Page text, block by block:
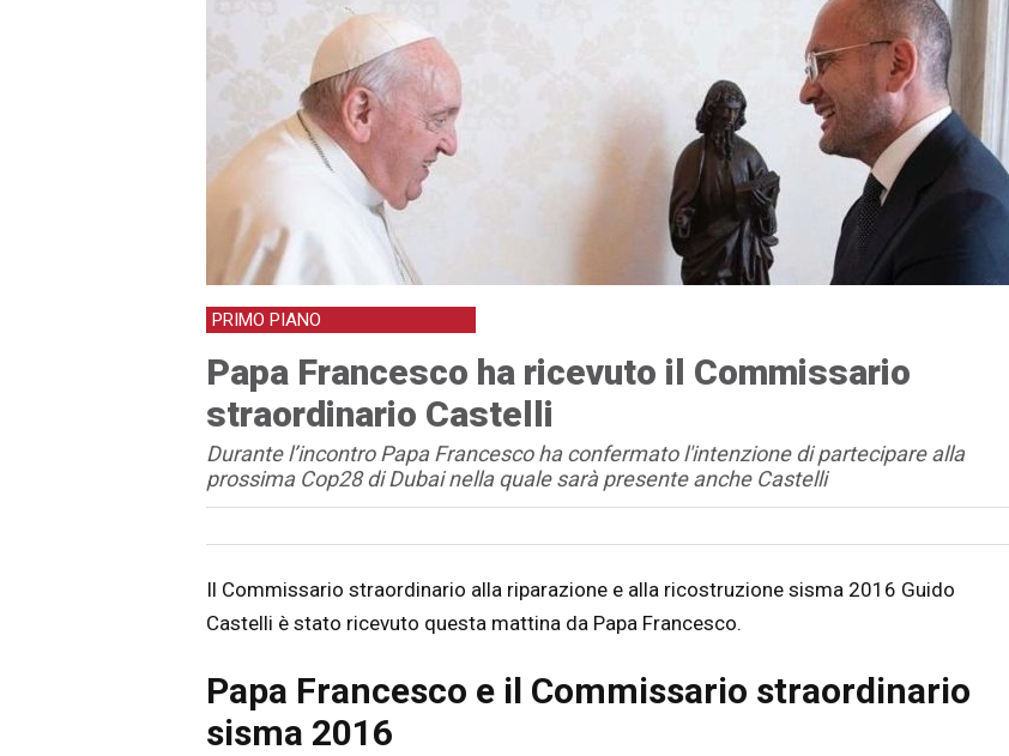
PRIMO PIANO
Papa Francesco ha ricevuto il Commissario
straordinario Castelli
Durante l’incontro Papa Francesco ha confermato l'intenzione di partecipare alla
prossima Cop28 di Dubai nella quale sarà presente anche Castelli
Articolo
Testo articolo principale
Il Commissario straordinario alla riparazione e alla ricostruzione sisma 2016 Guido
Castelli è stato ricevuto questa mattina da Papa Francesco.
Papa Francesco e il Commissario straordinario
sisma 2016